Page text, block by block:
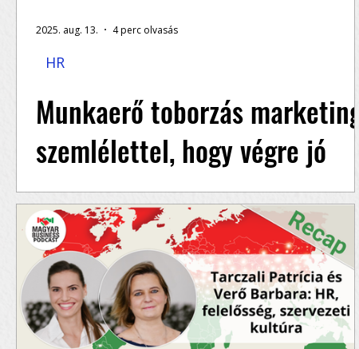
Munkaerő toborzás marketing
szemlélettel, hogy végre jó
munkatársat találj
Miért nem találsz jó munkaerőt a hagyományos
módszerekkel? Ha hónapok óta keresel új
munkatársat, de csak középszerű vagy
HR
2025. aug. 13. 4 perc olvasás